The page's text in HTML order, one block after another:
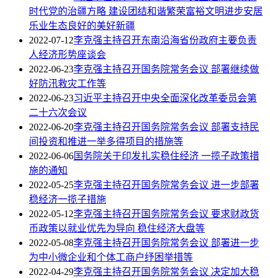
时代党的治疆方略 建设团结和谐繁荣富裕文明进步安居
乐业生态良好的美好新疆
2022-07-12李克强主持召开东南沿海省份政府主要负责
人经济形势座谈会
2022-06-23李克强主持召开国务院常务会议 部署继续做
好防汛救灾工作等
2022-06-23习近平主持召开中央全面深化改革委员会第
二十六次会议
2022-06-20李克强主持召开国务院常务会议 部署支持民
间投资和推进一举多得项目的措施等
2022-06-06国务院关于印发扎实稳住经济 一揽子政策措
施的通知
2022-05-25李克强主持召开国务院常务会议 进一步部署
稳经济一揽子措施
2022-05-12李克强主持召开国务院常务会议 要求财政货
币政策以就业优先为导向 稳住经济大盘等
2022-05-08李克强主持召开国务院常务会议 部署进一步
为中小微企业和个体工商户纾困举措等
2022-04-29李克强主持召开国务院常务会议 决定加大稳